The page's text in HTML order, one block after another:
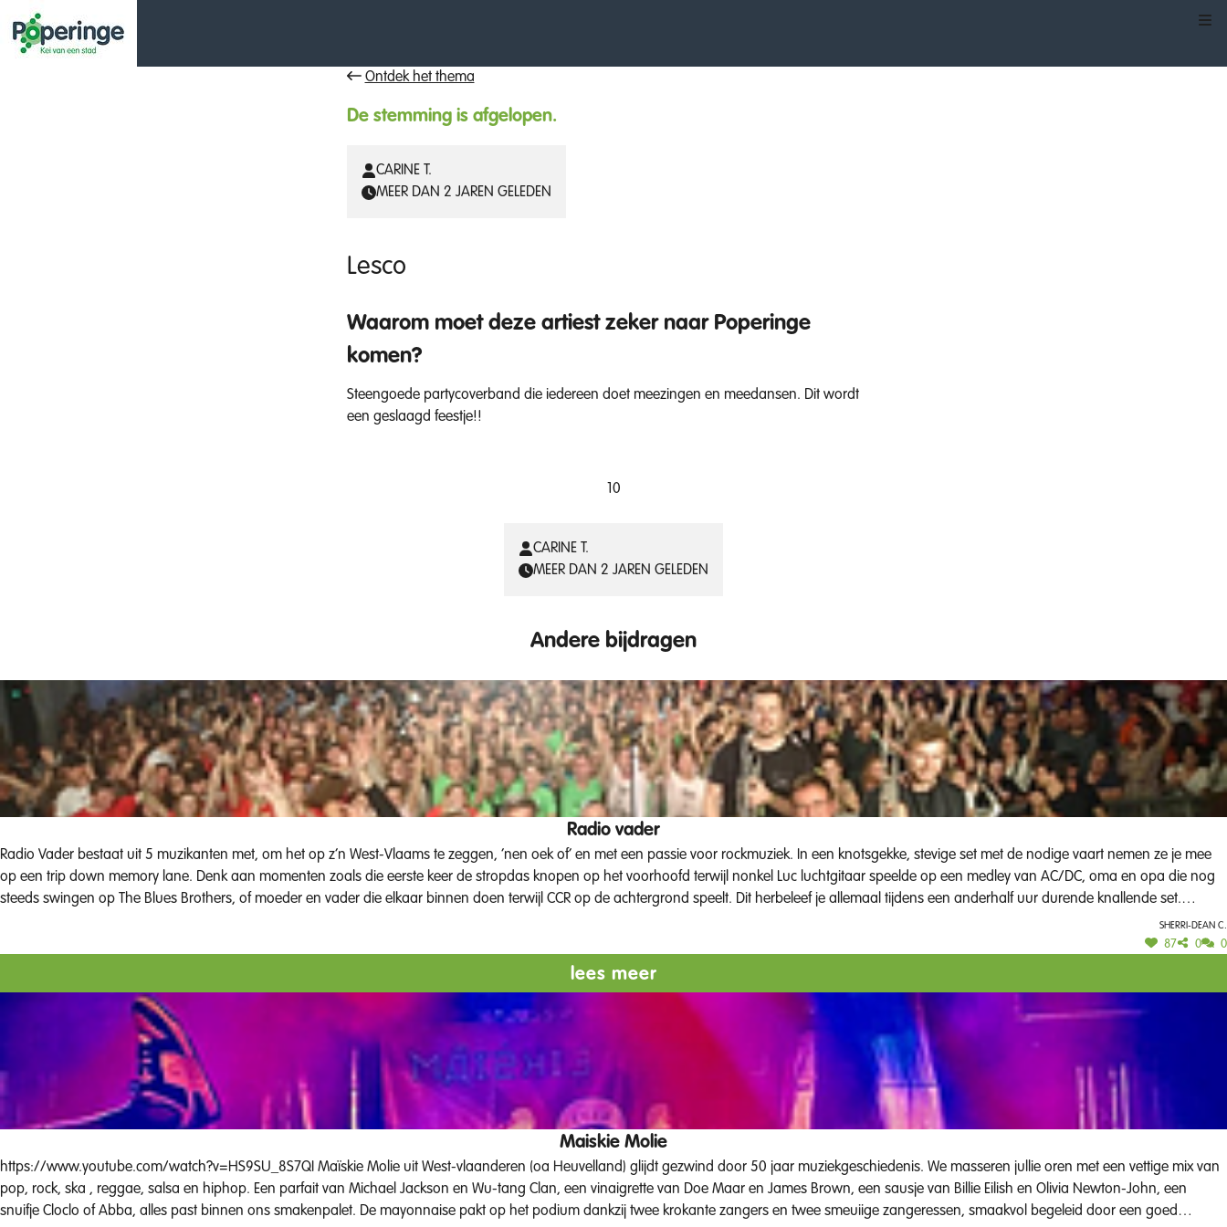
Ontdek het thema
De stemming is afgelopen.
CARINE T.
MEER DAN 2 JAREN GELEDEN
Lesco
Waarom moet deze artiest zeker naar Poperinge
komen?
Steengoede partycoverband die iedereen doet meezingen en meedansen. Dit wordt
een geslaagd feestje!!
10
CARINE T.
MEER DAN 2 JAREN GELEDEN
Andere bijdragen
Radio vader
Radio Vader bestaat uit 5 muzikanten met, om het op z’n West-Vlaams te zeggen, ‘nen oek of’ en met een passie voor rockmuziek. In een knotsgekke, stevige set met de nodige vaart nemen ze je mee
op een trip down memory lane. Denk aan momenten zoals die eerste keer de stropdas knopen op het voorhoofd terwijl nonkel Luc luchtgitaar speelde op een medley van AC/DC, oma en opa die nog
steeds swingen op The Blues Brothers, of moeder en vader die elkaar binnen doen terwijl CCR op de achtergrond speelt. Dit herbeleef je allemaal tijdens een anderhalf uur durende knallende set.
Volledige nummers met een eigen toets en af en toe een verrassende medley, daar staan ze voor bekend! Deze kanjers hebben ondertussen op heel wat evenementen (Tinekesfeesten, Sinksenfeesten,
90-00 nummers waarbij dansen en springen een must is, zowel voor festival, café, privé, bedrijf, trouw of ander evenement, dan ben je aan het juiste adres. Rock ’n roll from heaven, met de
Sherri-dean C.
87 0 0
lees meer
Maiskie Molie
https://www.youtube.com/watch?v=HS9SU_8S7QI Maïskie Molie uit West-vlaanderen (oa Heuvelland) glijdt gezwind door 50 jaar muziekgeschiedenis. We masseren jullie oren met een vettige mix van
pop, rock, ska , reggae, salsa en hiphop. Een parfait van Michael Jackson en Wu-tang Clan, een vinaigrette van Doe Maar en James Brown, een sausje van Billie Eilish en Olivia Newton-John, een
snuifje Cloclo of Abba, alles past binnen ons smakenpalet. De mayonnaise pakt op het podium dankzij twee krokante zangers en twee smeuiige zangeressen, smaakvol begeleid door een goed